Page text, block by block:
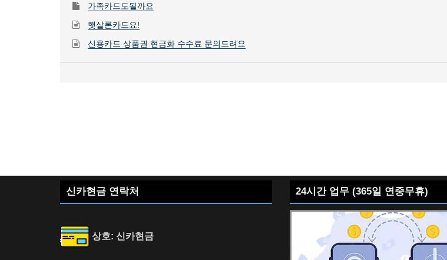
가족카드도될까요
햇살론카드요!
신용카드 상품권 현금화 수수료 문의드려요
신카현금 연락처
상호: 신카현금
24시간 업무 (365일 연중무휴)